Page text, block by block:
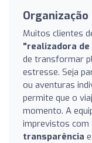
Muitos clientes
"realizadora de
de transformar
estresse. Seja
ou aventuras
permite que o
momento. A
imprevistos com
transparência e